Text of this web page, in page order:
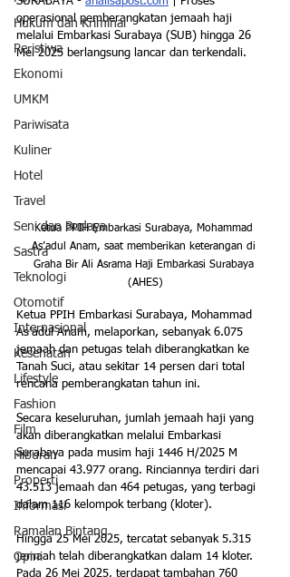
Hukum dan Kriminal
Peristiwa
Ekonomi
UMKM
Pariwisata
Kuliner
Hotel
Travel
Seni dan Budaya
Sastra
Teknologi
Otomotif
Internasional
Kesehatan
Lifestyle
Fashion
Film
Hiburan
Properti
Informasi
Ramalan Bintang
Opini
operasional pemberangkatan jemaah haji
melalui Embarkasi Surabaya (SUB) hingga 26
Mei 2025 berlangsung lancar dan terkendali.
Ketua PPIH Embarkasi Surabaya, Mohammad
As’adul Anam, saat memberikan keterangan di
Graha Bir Ali Asrama Haji Embarkasi Surabaya
(AHES)
Ketua PPIH Embarkasi Surabaya, Mohammad
As’adul Anam, melaporkan, sebanyak 6.075
jemaah dan petugas telah diberangkatkan ke
Tanah Suci, atau sekitar 14 persen dari total
rencana pemberangkatan tahun ini.
Secara keseluruhan, jumlah jemaah haji yang
akan diberangkatkan melalui Embarkasi
Surabaya pada musim haji 1446 H/2025 M
mencapai 43.977 orang. Rinciannya terdiri dari
43.513 jemaah dan 464 petugas, yang terbagi
dalam 116 kelompok terbang (kloter).
Hingga 25 Mei 2025, tercatat sebanyak 5.315
jemaah telah diberangkatkan dalam 14 kloter.
Pada 26 Mei 2025, terdapat tambahan 760